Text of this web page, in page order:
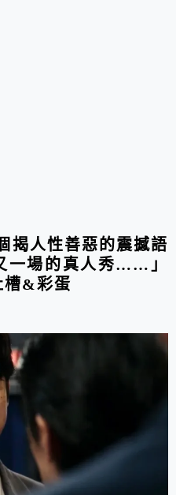
揭人性善惡的震撼語
一場的真人秀……」
槽&彩蛋